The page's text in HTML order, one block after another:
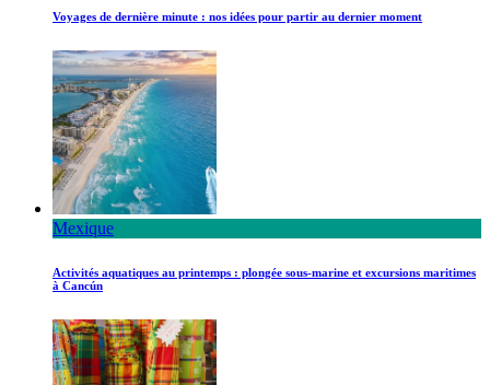
Voyages de dernière minute : nos idées pour partir au dernier moment
Mexique
Activités aquatiques au printemps : plongée sous-marine et excursions maritimes
à Cancún